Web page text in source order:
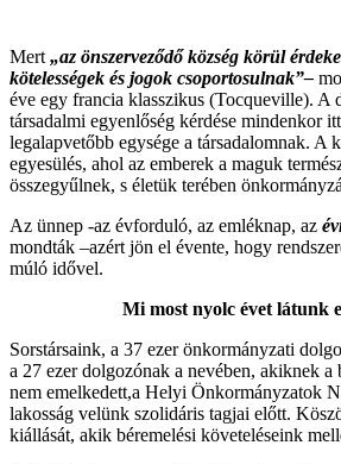
Mert „az önszerveződő község körül
kötelességek és jogok csoportosulnak”–
éve egy francia klasszikus (Tocqueville). A
társadalmi egyenlőség kérdése mindenkor
legalapvetőbb egysége a társadalomnak. A
egyesülés, ahol az emberek a maguk
összegyűlnek, s életük terében
Az ünnep -az évforduló, az emléknap, az
mondták –azért jön el évente, hogy
múló idővel.
Mi most nyolc évet látunk
Sorstársaink, a 37 ezer önkormányzati
a 27 ezer dolgozónak a nevében, akiknek a
nem emelkedett,a Helyi Önkormányzatok
lakosság velünk szolidáris tagjai előtt.
kiállását, akik béremelési követeléseink